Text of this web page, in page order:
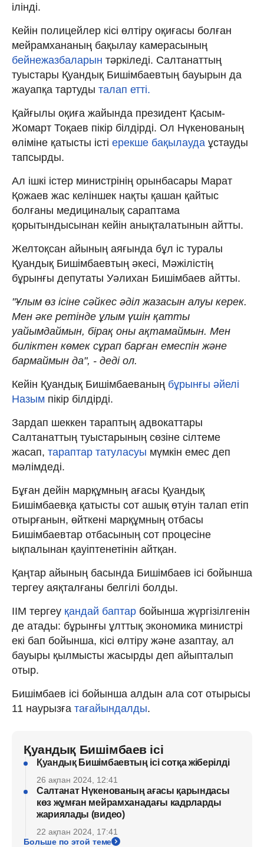
ілінді.
Кейін полицейлер кісі өлтіру оқиғасы болған
мейрамхананың бақылау камерасының
бейнежазбаларын тәркіледі. Салтанаттың
туыстары Қуандық Бишімбаевтың бауырын да
жауапқа тартуды талап етті.
Қайғылы оқиға жайында президент Қасым-
Жомарт Тоқаев пікір білдірді. Ол Нүкенованың
өліміне қатысты істі ерекше бақылауда ұстауды
тапсырды.
Ал ішкі істер министрінің орынбасары Марат
Қожаев жас келіншек нақты қашан қайтыс
болғаны медициналық сараптама
қорытындысынан кейін анықталатынын айтты.
Желтоқсан айының аяғында бұл іс туралы
Қуандық Бишімбаевтың әкесі, Мәжілістің
бұрынғы депутаты Уәлихан Бишімбаев айтты.
"Ұлым өз ісіне сәйкес әділ жазасын алуы керек.
Мен әке ретінде ұлым үшін қатты
уайымдаймын, бірақ оны ақтамаймын. Мен
биліктен көмек сұрап барған емеспін және
бармаймын да", - деді ол.
Кейін Қуандық Бишімбаеваның бұрынғы әйелі
Назым пікір білдірді.
Зардап шеккен тараптың адвокаттары
Салтанаттың туыстарының сөзіне сілтеме
жасап, тараптар татуласуы мүмкін емес деп
мәлімдеді.
Бұған дейін марқұмның ағасы Қуандық
Бишімбаевқа қатысты сот ашық өтуін талап етіп
отырғанын, өйткені марқұмның отбасы
Бишімбаевтар отбасының сот процесіне
ықпалынан қауіптенетінін айтқан.
Қаңтар айының басында Бишімбаев ісі бойынша
тергеу аяқталғаны белгілі болды.
ІІМ тергеу қандай баптар бойынша жүргізілгенін
де атады: бұрынғы ұлттық экономика министрі
екі бап бойынша, кісі өлтіру және азаптау, ал
бауыры қылмысты жасырды деп айыпталып
отыр.
Бишімбаев ісі бойынша алдын ала сот отырысы
11 наурызға тағайындалды.
Қуандық Бишімбаев ісі
Қуандық Бишімбаевтың ісі сотқа жіберілді
26 ақпан 2024, 12:41
Салтанат Нүкенованың ағасы қарындасы
көз жұмған мейрамханадағы кадрларды
жариялады (видео)
22 ақпан 2024, 17:41
Больше по этой теме